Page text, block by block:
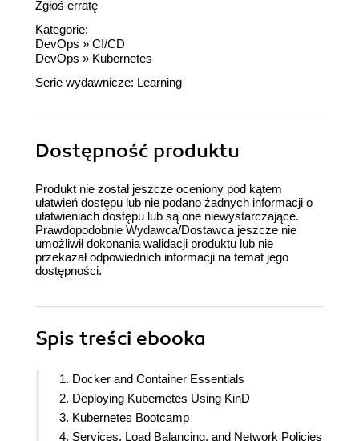
Zgłoś erratę
Kategorie:
DevOps » CI/CD
DevOps » Kubernetes
Serie wydawnicze: Learning
Dostępność produktu
Produkt nie został jeszcze oceniony pod kątem
ułatwień dostępu lub nie podano żadnych informacji o
ułatwieniach dostępu lub są one niewystarczające.
Prawdopodobnie Wydawca/Dostawca jeszcze nie
umożliwił dokonania walidacji produktu lub nie
przekazał odpowiednich informacji na temat jego
dostępności.
Spis treści ebooka
1. Docker and Container Essentials
2. Deploying Kubernetes Using KinD
3. Kubernetes Bootcamp
4. Services, Load Balancing, and Network Policies